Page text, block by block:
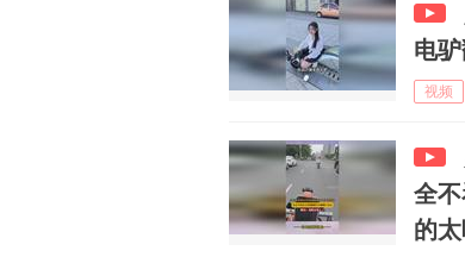
电
视频
全
的